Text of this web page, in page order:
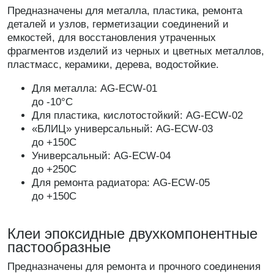
Предназначены для металла, пластика, ремонта
деталей и узлов, герметизации соединений и
емкостей, для восстановления утраченных
фрагментов изделий из черных и цветных металлов,
пластмасс, керамики, дерева, водостойкие.
Для металла: AG-ECW-01
до -10°С
Для пластика, кислотостойкий: AG-ECW-02
«БЛИЦ» универсальный: AG-ECW-03
до +150С
Универсальный: AG-ECW-04
до +250С
Для ремонта радиатора: AG-ECW-05
до +150С
Клеи эпоксидные двухкомпонентные
пастообразные
Предназначены для ремонта и прочного соединения